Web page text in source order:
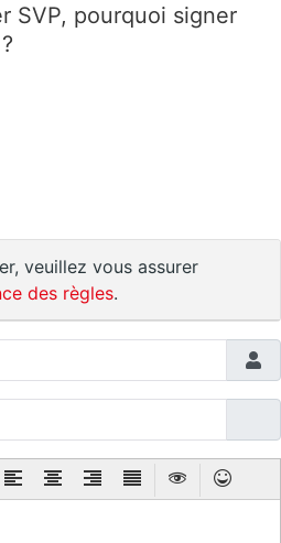
SVP, pourquoi signer
veuillez vous assurer
des règles.